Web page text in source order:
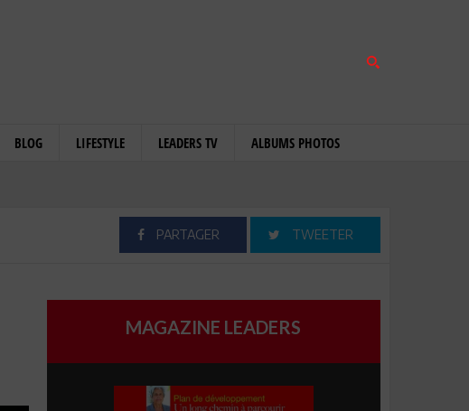
BLOG LIFESTYLE LEADERS TV ALBUMS PHOTOS
PARTAGER TWEETER
MAGAZINE LEADERS